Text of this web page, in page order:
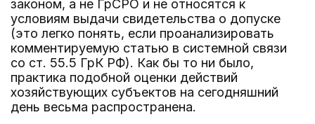
законом, а не ГрСРО и не относятся к
условиям выдачи свидетельства о допуске
(это легко понять, если проанализировать
комментируемую статью в системной связи
со ст. 55.5 ГрК РФ). Как бы то ни было,
практика подобной оценки действий
хозяйствующих субъектов на сегодняшний
день весьма распространена.